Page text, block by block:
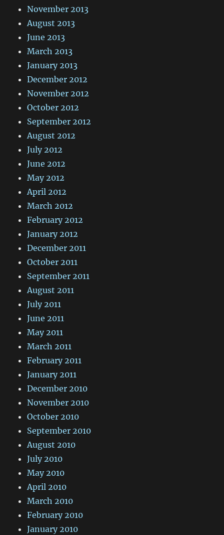
November 2013
August 2013
June 2013
March 2013
January 2013
December 2012
November 2012
October 2012
September 2012
August 2012
July 2012
June 2012
May 2012
April 2012
March 2012
February 2012
January 2012
December 2011
October 2011
September 2011
August 2011
July 2011
June 2011
May 2011
March 2011
February 2011
January 2011
December 2010
November 2010
October 2010
September 2010
August 2010
July 2010
May 2010
April 2010
March 2010
February 2010
January 2010